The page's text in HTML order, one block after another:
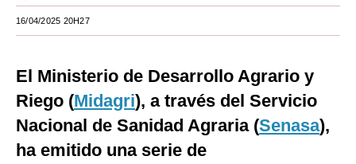
Mundo
México
España
Internacional
16/04/2025 20H27
El Ministerio de Desarrollo Agrario y
Riego (Midagri), a través del Servicio
Nacional de Sanidad Agraria (Senasa),
ha emitido una serie de